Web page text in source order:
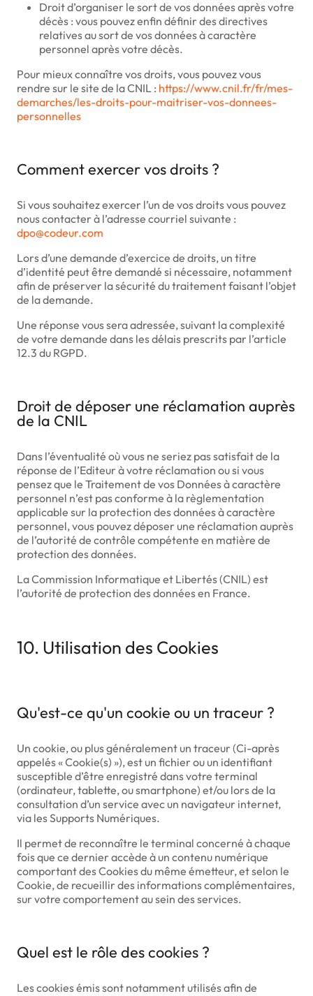
Droit d’organiser le sort de vos données après votre
décès : vous pouvez enfin définir des directives
relatives au sort de vos données à caractère
personnel après votre décès.
Pour mieux connaître vos droits, vous pouvez vous
rendre sur le site de la CNIL : https://www.cnil.fr/fr/mes-
demarches/les-droits-pour-maitriser-vos-donnees-
personnelles
Comment exercer vos droits ?
Si vous souhaitez exercer l’un de vos droits vous pouvez
nous contacter à l’adresse courriel suivante :
dpo@codeur.com
Lors d’une demande d’exercice de droits, un titre
d’identité peut être demandé si nécessaire, notamment
afin de préserver la sécurité du traitement faisant l’objet
de la demande.
Une réponse vous sera adressée, suivant la complexité
de votre demande dans les délais prescrits par l’article
12.3 du RGPD.
Droit de déposer une réclamation auprès
de la CNIL
Dans l’éventualité où vous ne seriez pas satisfait de la
réponse de l’Editeur à votre réclamation ou si vous
pensez que le Traitement de vos Données à caractère
personnel n’est pas conforme à la règlementation
applicable sur la protection des données à caractère
personnel, vous pouvez déposer une réclamation auprès
de l’autorité de contrôle compétente en matière de
protection des données.
La Commission Informatique et Libertés (CNIL) est
l’autorité de protection des données en France.
10. Utilisation des Cookies
Qu'est-ce qu'un cookie ou un traceur ?
Un cookie, ou plus généralement un traceur (Ci-après
appelés « Cookie(s) »), est un fichier ou un identifiant
susceptible d’être enregistré dans votre terminal
(ordinateur, tablette, ou smartphone) et/ou lors de la
consultation d’un service avec un navigateur internet,
via les Supports Numériques.
Il permet de reconnaître le terminal concerné à chaque
fois que ce dernier accède à un contenu numérique
comportant des Cookies du même émetteur, et selon le
Cookie, de recueillir des informations complémentaires,
sur votre comportement au sein des services.
Quel est le rôle des cookies ?
Les cookies émis sont notamment utilisés afin de